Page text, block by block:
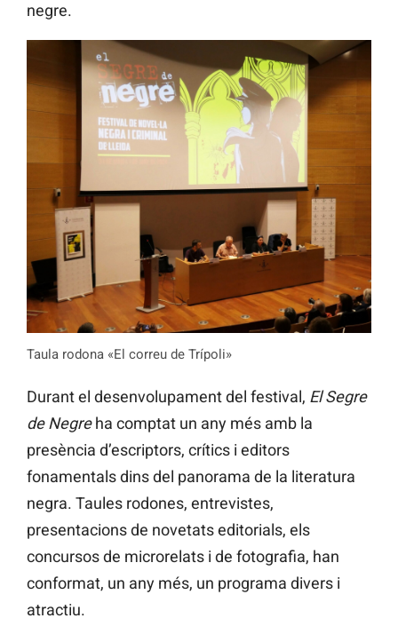
negre.
Taula rodona «El correu de Trípoli»
Durant el desenvolupament del festival, El Segre
de Negreha comptat un any més amb la
presència d’escriptors, crítics i editors
fonamentals dins del panorama de la literatura
negra. Taules rodones, entrevistes,
presentacions de novetats editorials, els
concursos de microrelats i de fotografia, han
conformat, un any més, un programa divers i
atractiu.